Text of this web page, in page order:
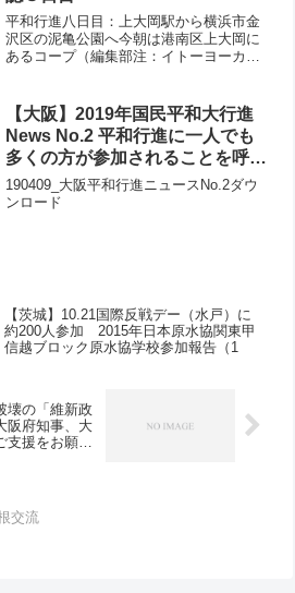
平和行進八日目：上大岡駅から横浜市金
沢区の泥亀公園へ今朝は港南区上大岡に
あるコープ（編集部注：イトーヨーカ
増えました。地域の被爆者の方、地域の
原水協の方、そしてコープ...
【大阪】2019年国民平和大行進
News No.2 平和行進に一人でも
多くの方が参加されることを呼び
かけます
190409_大阪平和行進ニュースNo.2ダウ
ンロード
【茨城】10.21国際反戦デー（水戸）に
約200人参加 2015年日本原水協関東甲
信越ブロック原水協学校参加報告（1
壊の「維新政
阪府知事、大
支援をお願い
交流